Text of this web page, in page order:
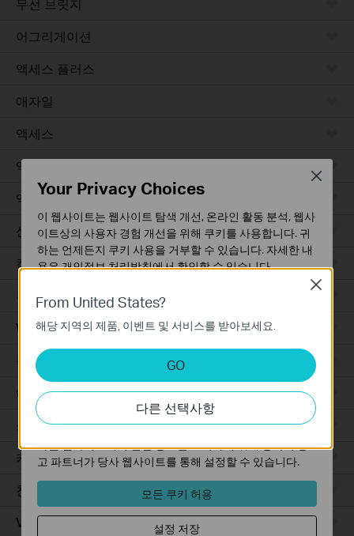
무선 브릿지
어그리게이션
액세스 플러스
애자일
액세스
액세스 프로
액세스 맥스
산업용
캠퍼스
유선 라우터
WiFi 라우터
통합 라우터
하드웨어
소프트웨어
카메라
천장형 AP
VPN 라우터
From United States?
해당 지역의 제품, 이벤트 및 서비스를 받아보세요.
GO
다른 선택사항
Close
Your Privacy Choices
이 웹사이트는 웹사이트 탐색 개선, 온라인 활동 분석, 웹사
이트상의 사용자 경험 개선을 위해 쿠키를 사용합니다. 귀
하는 언제든지 쿠키 사용을 거부할 수 있습니다. 자세한 내
용은개인정보 처리방침에서 확인할 수 있습니다.
이 쿠키는 웹사이트가 작동하는 데 필요하며 사용자의 시
스템에서 비활성화할 수 없습니다.
분석 및 마케팅 쿠키
분석 쿠키는 웹사이트의 기능을 개선하고 조정하기 위해
웹사이트에서의 사용자 활동을 분석하는 데 사용하는 쿠키
입니다.
마케팅 쿠키는 귀하의 관심사에 대한 프로필을 생성하고
다른 웹사이트에서 관련 광고를 표시하기 위해 당사의 광
고 파트너가 당사 웹사이트를 통해 설정할 수 있습니다.
모든 쿠키 허용
설정 저장
Close